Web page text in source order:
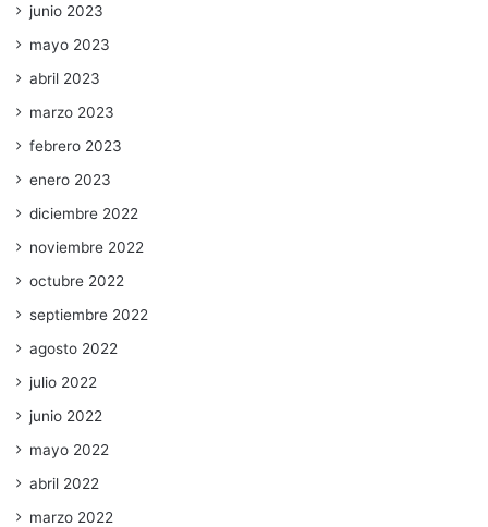
junio 2023
mayo 2023
abril 2023
marzo 2023
febrero 2023
enero 2023
diciembre 2022
noviembre 2022
octubre 2022
septiembre 2022
agosto 2022
julio 2022
junio 2022
mayo 2022
abril 2022
marzo 2022